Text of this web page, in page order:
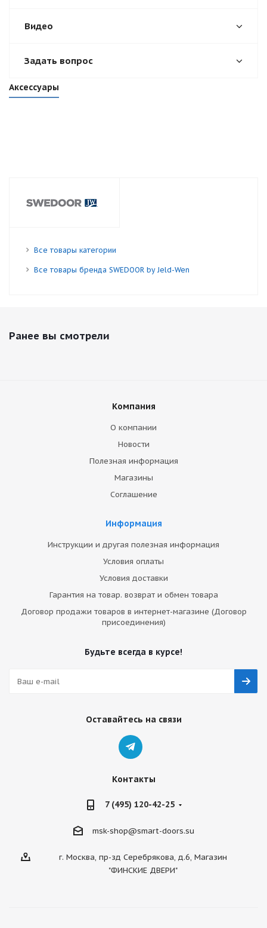
Видео
Задать вопрос
Аксессуары
Все товары категории
Все товары бренда SWEDOOR by Jeld-Wen
Ранее вы смотрели
Компания
О компании
Новости
Полезная информация
Магазины
Соглашение
Информация
Инструкции и другая полезная информация
Условия оплаты
Условия доставки
Гарантия на товар. возврат и обмен товара
Договор продажи товаров в интернет-магазине (Договор
присоединения)
Будьте всегда в курсе!
Оставайтесь на связи
Контакты
7 (495) 120-42-25
msk-shop@smart-doors.su
г. Москва, пр-зд Серебрякова, д.6, Магазин
"ФИНСКИЕ ДВЕРИ"